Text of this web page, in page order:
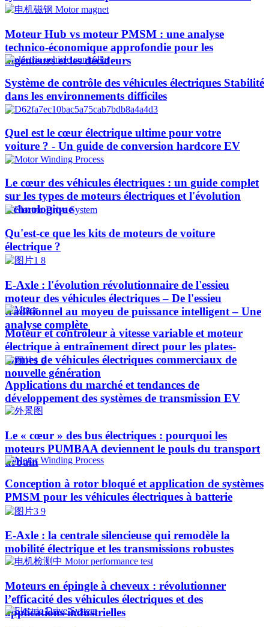
Moteur Hub vs moteur PMSM : une analyse
technico-économique approfondie pour les
ingénieurs et les décideurs
Système de contrôle des véhicules électriques Stabilité
dans les environnements difficiles
Quel est le cœur électrique ultime pour votre
voiture ? - Un guide de conversion hardcore EV
Le cœur des véhicules électriques : un guide complet
sur les types de moteurs électriques et l'évolution
technologique
Qu'est-ce que les kits de moteurs de voiture
électrique ?
E-Axle : l'évolution révolutionnaire de l'essieu
moteur des véhicules électriques – De l'essieu
traditionnel au moyeu de puissance intelligent – Une
analyse complète
Moteur et contrôleur à vitesse variable et moteur
électrique à entraînement direct pour les plates-
formes de véhicules électriques commerciaux de
nouvelle génération
Applications du marché et tendances de
développement des systèmes de transmission EV
Le « cœur » des bus électriques : pourquoi les
moteurs PUMBAA deviennent le pouls du transport
urbain
Conception à rotor bloqué et application de systèmes
PMSM pour les véhicules électriques à batterie
E-Axle : la centrale silencieuse qui remodèle la
mobilité électrique et les transmissions robustes
Moteurs en épingle à cheveux : révolutionner
l’efficacité des véhicules électriques et des
applications industrielles